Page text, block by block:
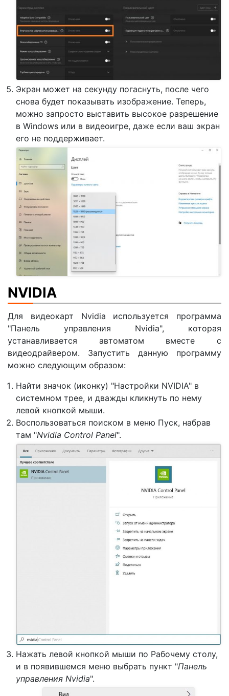
Экран может на секунду погаснуть, после чего
снова будет показывать изображение. Теперь,
можно запросто выставить высокое разрешение
в Windows или в видеоигре, даже если ваш экран
его не поддерживает.
NVIDIA
Для видеокарт Nvidia используется программа
"Панель управления Nvidia", которая
устанавливается автоматом вместе с
видеодрайвером. Запустить данную программу
можно следующим образом:
Найти значок (иконку) "Настройки NVIDIA" в
системном трее, и дважды кликнуть по нему
левой кнопкой мыши.
Воспользоваться поиском в меню Пуск, набрав
там "Nvidia Control Panel".
Нажать левой кнопкой мыши по Рабочему столу,
и в появившемся меню выбрать пункт "Панель
управления Nvidia".